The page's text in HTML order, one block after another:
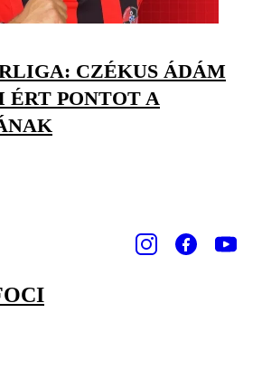
CZÉKUS ÁDÁM
ÉRT PONTOT A